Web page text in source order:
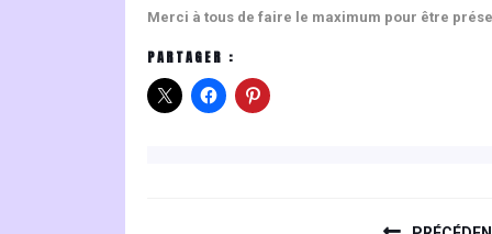
Merci à tous de faire le maximum pour être
PARTAGER :